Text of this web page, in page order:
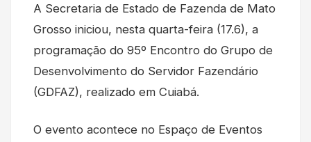
A Secretaria de Estado de Fazenda de Mato
Grosso iniciou, nesta quarta-feira (17.6), a
programação do 95º Encontro do Grupo de
Desenvolvimento do Servidor Fazendário
(GDFAZ), realizado em Cuiabá.
O evento acontece no Espaço de Eventos